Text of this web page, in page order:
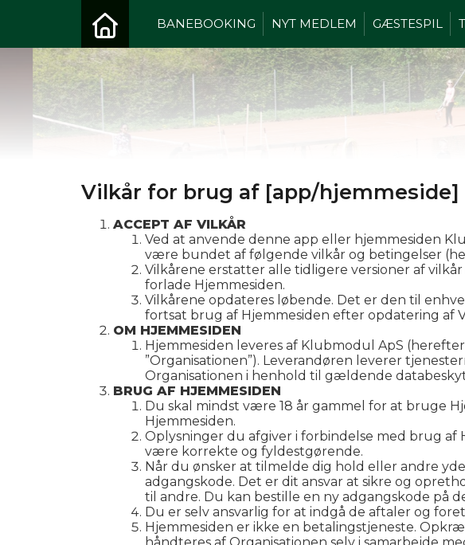
BANEBOOKING NYT MEDLEM GÆSTESPIL
Vilkår for brug af [app/hjemmeside]
ACCEPT AF VILKÅR
Ved at anvende denne app eller hjemmesiden
være bundet af følgende vilkår og betingelser
Vilkårene erstatter alle tidligere versioner af
forlade Hjemmesiden.
Vilkårene opdateres løbende. Det er den til
fortsat brug af Hjemmesiden efter opdatering af
OM HJEMMESIDEN
Hjemmesiden leveres af Klubmodul ApS
”Organisationen”). Leverandøren leverer
Organisationen i henhold til gældende
BRUG AF HJEMMESIDEN
Du skal mindst være 18 år gammel for at bruge
Hjemmesiden.
Oplysninger du afgiver i forbindelse med brug af
være korrekte og fyldestgørende.
Når du ønsker at tilmelde dig hold eller andre
adgangskode. Det er dit ansvar at sikre og
til andre. Du kan bestille en ny adgangskode på
Du er selv ansvarlig for at indgå de aftaler og
Hjemmesiden er ikke en betalingstjeneste.